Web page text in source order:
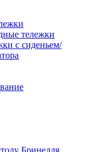
тележки
с сиденьем/
Бринелля